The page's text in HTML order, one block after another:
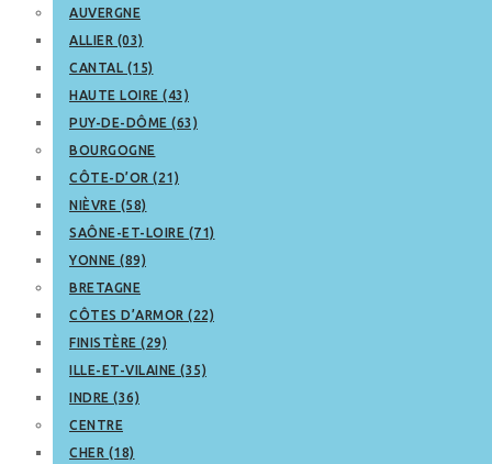
AUVERGNE
ALLIER (03)
CANTAL (15)
HAUTE LOIRE (43)
PUY-DE-DÔME (63)
BOURGOGNE
CÔTE-D’OR (21)
NIÈVRE (58)
SAÔNE-ET-LOIRE (71)
YONNE (89)
BRETAGNE
CÔTES D’ARMOR (22)
FINISTÈRE (29)
ILLE-ET-VILAINE (35)
INDRE (36)
CENTRE
CHER (18)